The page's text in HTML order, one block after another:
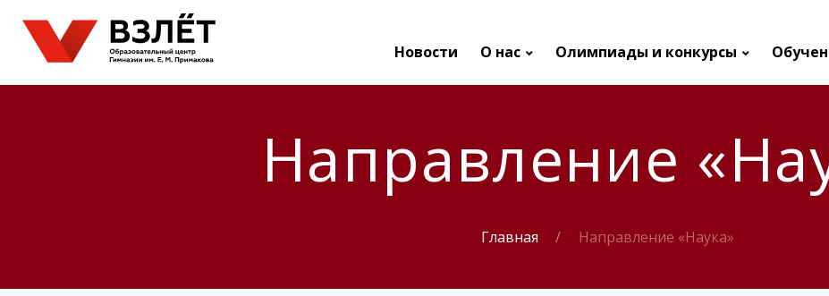
Новости О нас Олимпиады и конкурсы
Направление
Главная Направление «Наука»